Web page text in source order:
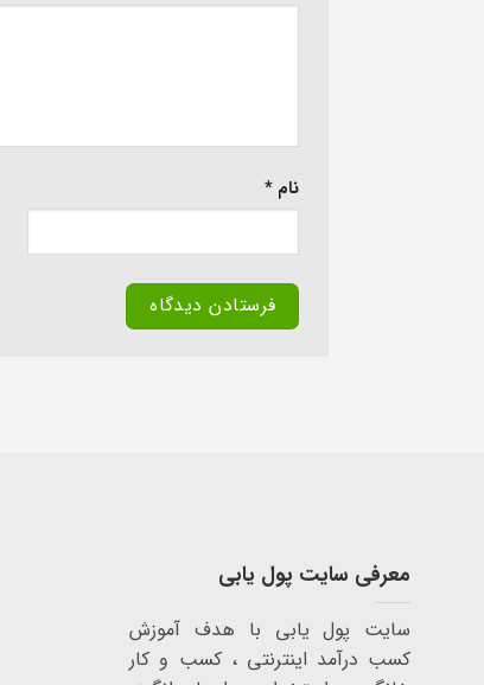
نام *
معرفی سایت پول یابی
سایت پول یابی با هدف آموزش
کسب درآمد اینترنتی ، کسب و کار